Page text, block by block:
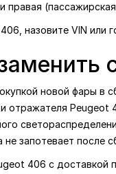
правая
назовите VIN
новой фары в
отражателя Peugeot
запотевает после
406 с